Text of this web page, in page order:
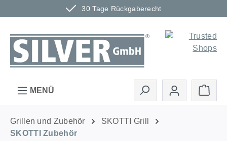
30 Tage Rückgaberecht
Zum Hauptinhalt springen
MENÜ
Grillen und Zubehör
SKOTTI Grill
SKOTTI Zubehör